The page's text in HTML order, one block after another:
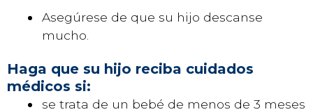
Asegúrese de que su hijo descanse
mucho.
Haga que su hijo reciba cuidados
médicos si:
se trata de un bebé de menos de 3 meses